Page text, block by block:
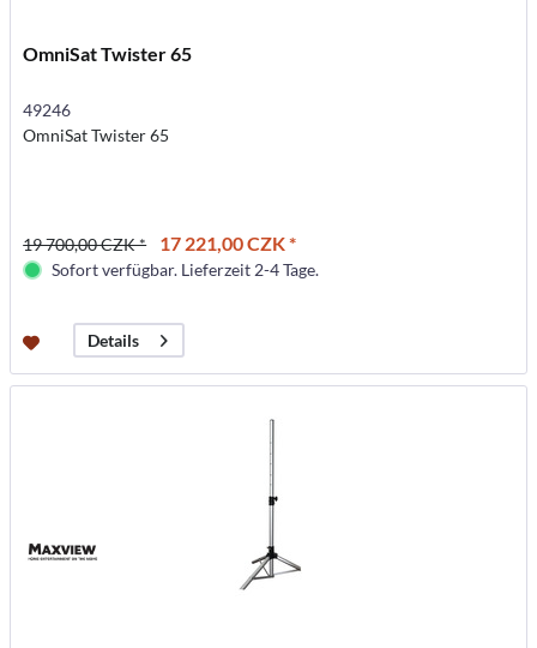
OmniSat Twister 65
49246
OmniSat Twister 65
19 700,00 CZK * 17 221,00 CZK *
Sofort verfügbar. Lieferzeit 2-4 Tage.
Details